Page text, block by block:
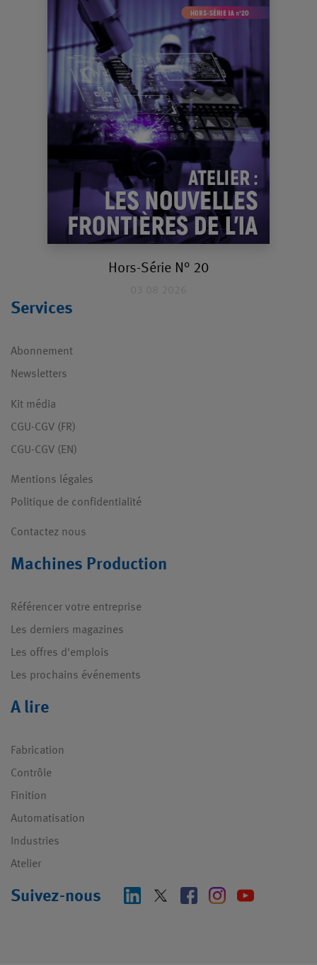
Hors-Série N° 20
Services
Abonnement
Newsletters
Kit média
CGU-CGV (FR)
CGU-CGV (EN)
Mentions légales
Politique de confidentialité
Contactez nous
Machines Production
Référencer votre entreprise
Les derniers magazines
Les offres d'emplois
Les prochains événements
A lire
Fabrication
Contrôle
Finition
Automatisation
Industries
Atelier
Suivez-nous